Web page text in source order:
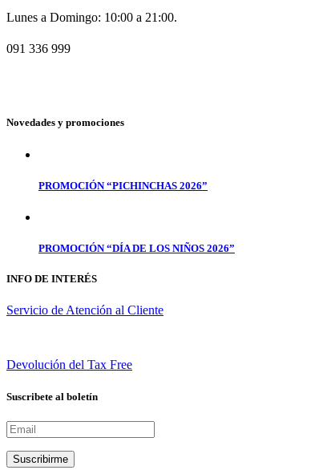
Lunes a Domingo: 10:00 a 21:00.
091 336 999
Novedades y promociones
PROMOCIÓN “PICHINCHAS 2026”
PROMOCIÓN “DÍA DE LOS NIÑOS 2026”
INFO DE INTERÉS
Servicio de Atención al Cliente
Devolución del Tax Free
Suscribete al boletín